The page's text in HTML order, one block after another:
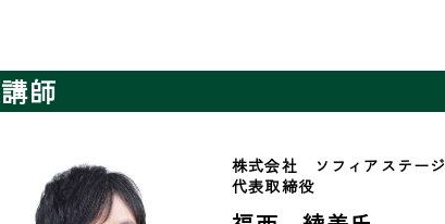
講師
株式会社　ソフィアステージ
代表取締役